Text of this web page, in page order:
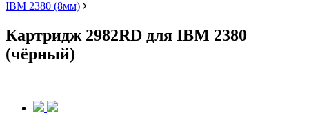
IBM 2380 (8мм)
Картридж 2982RD для IBM 2380
(чёрный)